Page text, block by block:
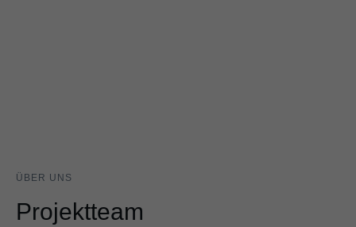
ÜBER UNS
Projektteam